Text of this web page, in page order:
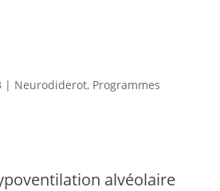
| Neurodiderot, Programmes
alvéolaire